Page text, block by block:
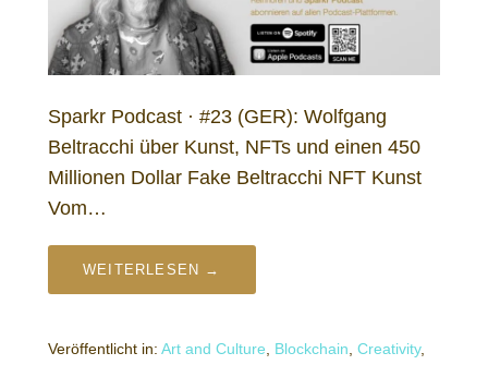
Sparkr Podcast · #23 (GER): Wolfgang
Beltracchi über Kunst, NFTs und einen 450
Millionen Dollar Fake Beltracchi NFT Kunst
Vom…
WEITERLESEN →
Veröffentlicht in: Art and Culture Blockchain Creativity,